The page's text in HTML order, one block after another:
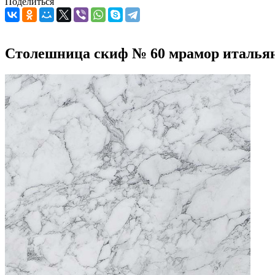
Столешница скиф № 60 мрамор